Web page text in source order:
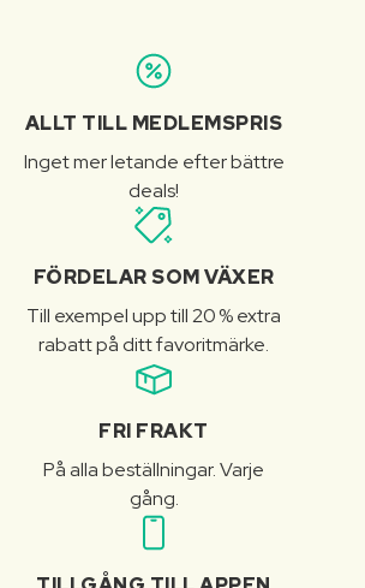
ALLT TILL MEDLEMSPRIS
Inget mer letande efter bättre
deals!
FÖRDELAR SOM VÄXER
Till exempel upp till 20 % extra
rabatt på ditt favoritmärke.
FRI FRAKT
På alla beställningar. Varje
gång.